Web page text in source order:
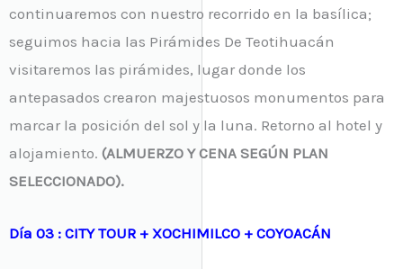
continuaremos con nuestro recorrido en la basílica;
seguimos hacia las Pirámides De Teotihuacán
visitaremos las pirámides, lugar donde los
antepasados crearon majestuosos monumentos para
marcar la posición del sol y la luna. Retorno al hotel y
alojamiento. (ALMUERZO Y CENA SEGÚN PLAN
SELECCIONADO).
Día 03 : CITY TOUR + XOCHIMILCO + COYOACÁN